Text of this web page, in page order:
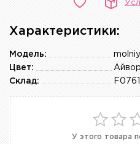
Характеристики:
Модель:
Цвет:
F0761
Склад:
У этого товара